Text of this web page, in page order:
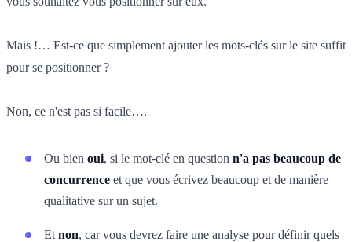
Mais !… Est-ce que simplement ajouter les mots-clés sur le site suffit
pour se positionner ?
Non, ce n'est pas si facile….
Ou bien oui, si le mot-clé en question n'a pas beaucoup de
concurrence et que vous écrivez beaucoup et de manière
qualitative sur un sujet.
Et non, car vous devrez faire une analyse pour définir quels